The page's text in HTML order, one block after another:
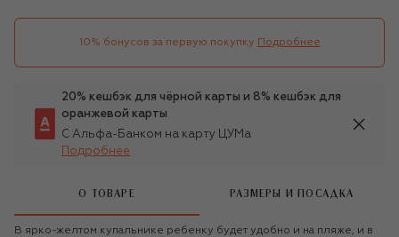
10% бонусов за первую покупку Подробнее
20% кешбэк для чёрной карты и 8% кешбэк для
оранжевой карты
С Альфа-Банком на карту ЦУМа
Подробнее
О ТОВАРЕ РАЗМЕРЫ И ПОСАДКА
В ярко-желтом купальнике ребенку будет удобно и на пляже, и в